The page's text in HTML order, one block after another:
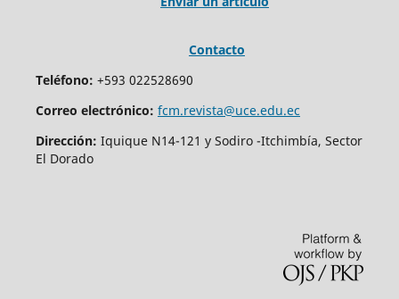
Contacto
Teléfono: +593 022528690
Correo electrónico: fcm.revista@uce.edu.ec
Dirección: Iquique N14-121 y Sodiro -Itchimbía, Sector
El Dorado